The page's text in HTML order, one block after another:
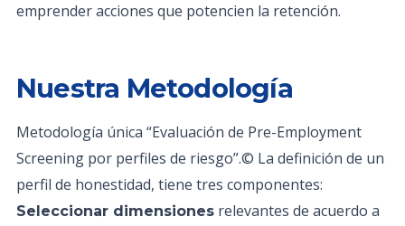
emprender acciones que potencien la retención.
Nuestra Metodología
Metodología única “Evaluación de Pre-Employment
Screening por perfiles de riesgo”.© La definición de un
perfil de honestidad, tiene tres componentes:
Seleccionar dimensiones relevantes de acuerdo a